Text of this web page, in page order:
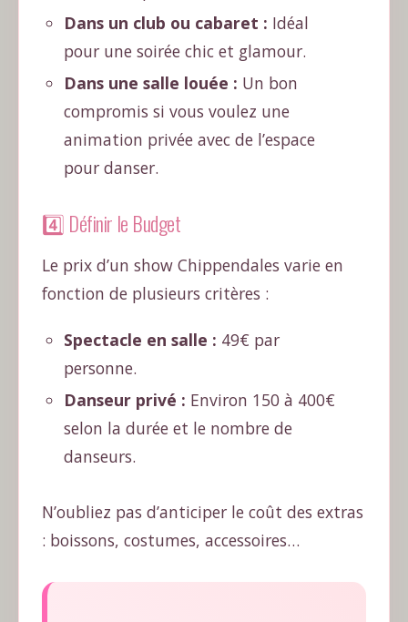
Dans un club ou cabaret : Idéal
pour une soirée chic et glamour.
Dans une salle louée : Un bon
compromis si vous voulez une
animation privée avec de l’espace
pour danser.
4️⃣ Définir le Budget
Le prix d’un show Chippendales varie en
fonction de plusieurs critères :
Spectacle en salle : 49€ par
personne.
Danseur privé : Environ 150 à 400€
selon la durée et le nombre de
danseurs.
N’oubliez pas d’anticiper le coût des extras
: boissons, costumes, accessoires…